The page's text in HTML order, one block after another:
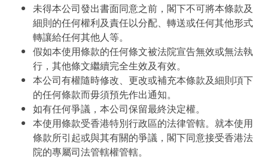
未得本公司發出書面同意之前，閣下不可將本條款及
細則的任何權利及責任以分配、轉送或任何其他形式
轉讓給任何其他人等。
假如本使用條款的任何條文被法院宣告無效或無法執
行，其他條文繼續完全生效及有效。
本公司有權隨時修改、更改或補充本條款及細則項下
的任何條款而毋須預先作出通知。
如有任何爭議，本公司保留最終決定權。
本使用條款受香港特別行政區的法律管轄。就本使用
條款所引起或與其有關的爭議，閣下同意接受香港法
院的專屬司法管轄權管轄。